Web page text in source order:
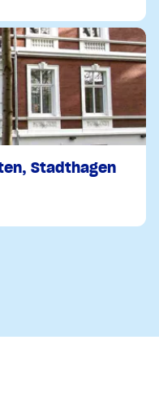
Stadthagen